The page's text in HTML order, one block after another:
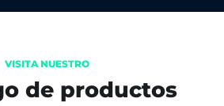
VISITA NUESTRO
de productos